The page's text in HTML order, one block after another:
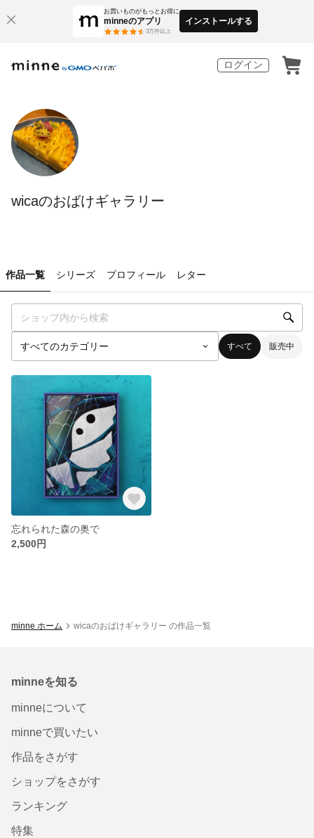
お買いものがもっとお得に
minneのアプリ
3万件以上
インストールする
ログイン
wicaのおばけギャラリー
作品一覧 シリーズ プロフィール レター
すべて 販売中
忘れられた森の奥で
2,500円
minne ホーム wicaのおばけギャラリー の作品一覧
minneを知る
minneについて
minneで買いたい
作品をさがす
ショップをさがす
ランキング
特集